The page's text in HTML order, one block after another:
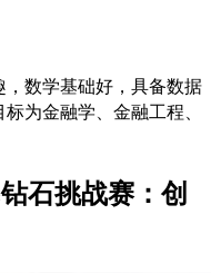
数学基础好，具备数据
为金融学、金融工程、
石挑战赛：创